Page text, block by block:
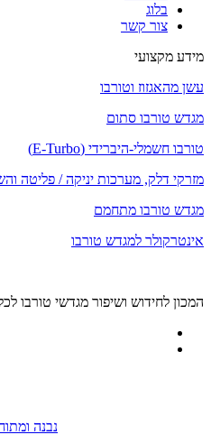
בלוג
צור קשר
מידע מקצועי
עשן מהאגזוז וטורבו
מגדש טורבו סתום
טורבו חשמלי-היברידי (E-Turbo)
מזרקי דלק, מערכות יניקה / פליטה
מגדש טורבו מתחמם
אינטרקולר למגדש טורבו
המכון לחידוש ושיפור מגדשי טורבו
נבנה